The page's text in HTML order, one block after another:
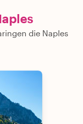
die Naples